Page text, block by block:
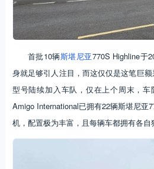
首批10辆斯堪尼亚770S Highline于
身就足够引人注目，而这仅仅是这笔巨
型号陆续加入车队，仅在上个周末，车
Amigo International已拥有22辆斯堪尼亚
机，配置极为丰富，且每辆车都拥有各自